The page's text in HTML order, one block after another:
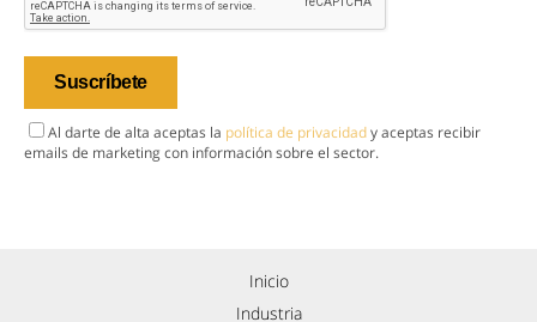
Al darte de alta aceptas la política de privacidady aceptas recibir
emails de marketing con información sobre el sector.
Inicio
Industria